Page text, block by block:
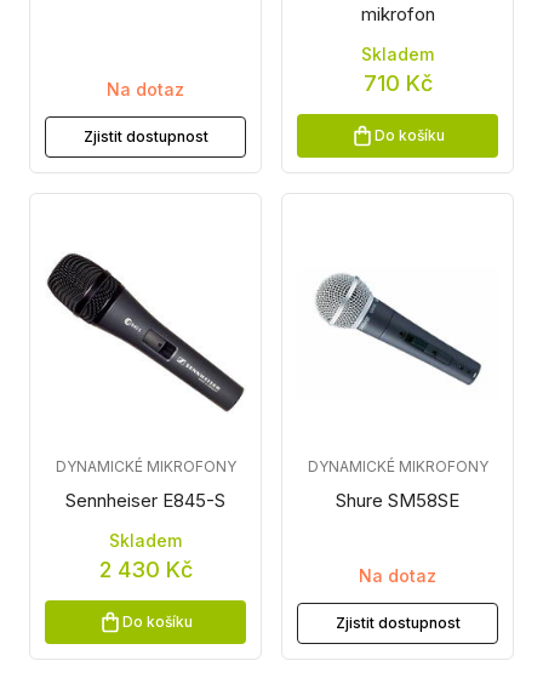
Na dotaz
Zjistit dostupnost
mikrofon
Skladem
710 Kč
Do košíku
Sennheiser E845-S
DYNAMICKÉ MIKROFONY
Skladem
2 430 Kč
Do košíku
Shure SM58SE
DYNAMICKÉ MIKROFONY
Na dotaz
Zjistit dostupnost